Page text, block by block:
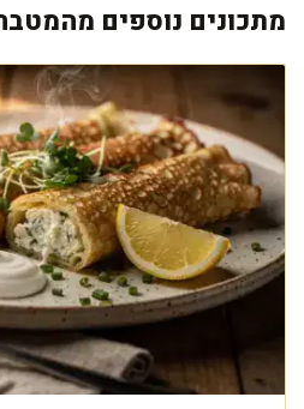
מתכונים נוספים